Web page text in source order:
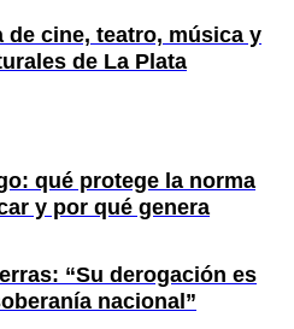
de cine, teatro, música y
de La Plata
qué protege la norma
y por qué genera
“Su derogación es
nacional”